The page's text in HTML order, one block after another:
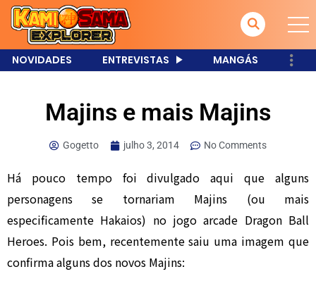
NOVIDADES ENTREVISTAS MANGÁS
Majins e mais Majins
Gogetto julho 3, 2014 No Comments
Há pouco tempo foi divulgado aqui que alguns
personagens se tornariam Majins (ou mais
especificamente Hakaios) no jogo arcade Dragon Ball
Heroes. Pois bem, recentemente saiu uma imagem que
confirma alguns dos novos Majins: